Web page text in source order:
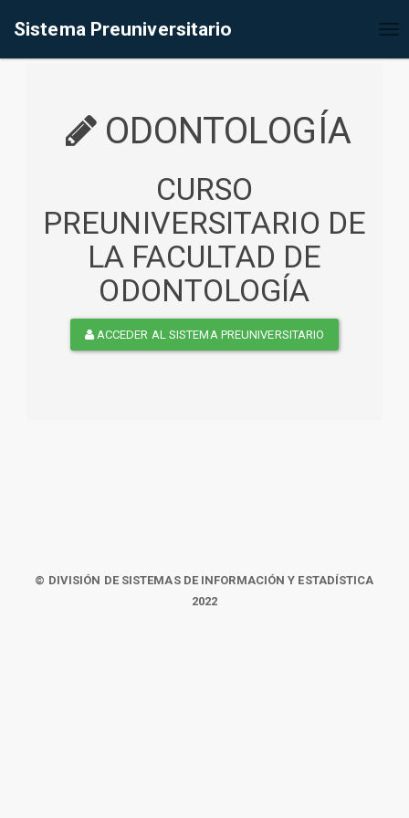
Sistema Preuniversitario
ODONTOLOGÍA
CURSO
PREUNIVERSITARIO DE
LA FACULTAD DE
ODONTOLOGÍA
ACCEDER AL SISTEMA PREUNIVERSITARIO
© DIVISIÓN DE SISTEMAS DE INFORMACIÓN Y ESTADÍSTICA
2022